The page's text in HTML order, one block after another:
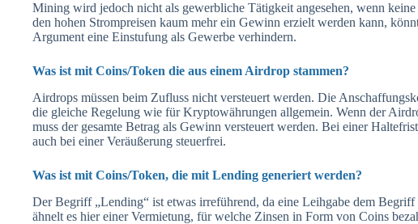
Mining wird jedoch nicht als gewerbliche Tätigkeit angesehen, wenn
den hohen Strompreisen kaum mehr ein Gewinn erzielt werden kann,
Argument eine Einstufung als Gewerbe verhindern.
Was ist mit Coins/Token die aus einem Airdrop stammen?
Airdrops müssen beim Zufluss nicht versteuert werden. Die
die gleiche Regelung wie für Kryptowährungen allgemein. Wenn der
muss der gesamte Betrag als Gewinn versteuert werden. Bei einer
auch bei einer Veräußerung steuerfrei.
Was ist mit Coins/Token, die mit Lending generiert werden?
Der Begriff „Lending“ ist etwas irreführend, da eine Leihgabe dem
ähnelt es hier einer Vermietung, für welche Zinsen in Form von Coins